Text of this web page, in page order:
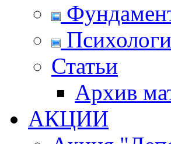
Статьи
Архив
АКЦИИ